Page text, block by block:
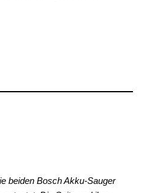
beiden Bosch Akku-Sauger